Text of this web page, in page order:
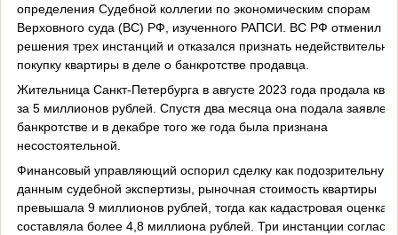
определения Судебной коллегии по экономическим спорам
Верховного суда (ВС) РФ, изученного РАПСИ. ВС РФ отменил
решения трех инстанций и отказался признать
покупку квартиры в деле о банкротстве продавца.
Жительница Санкт-Петербурга в августе 2023 года продала
за 5 миллионов рублей. Спустя два месяца она подала
банкротстве и в декабре того же года была признана
несостоятельной.
Финансовый управляющий оспорил сделку как
данным судебной экспертизы, рыночная стоимость квартиры
превышала 9 миллионов рублей, тогда как кадастровая оценка
составляла более 4,8 миллиона рублей. Три инстанции